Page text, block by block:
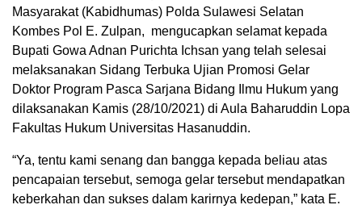
Masyarakat (Kabidhumas) Polda Sulawesi Selatan
Kombes Pol E. Zulpan, mengucapkan selamat kepada
Bupati Gowa Adnan Purichta Ichsan yang telah selesai
melaksanakan Sidang Terbuka Ujian Promosi Gelar
Doktor Program Pasca Sarjana Bidang Ilmu Hukum yang
dilaksanakan Kamis (28/10/2021) di Aula Baharuddin Lopa
Fakultas Hukum Universitas Hasanuddin.
“Ya, tentu kami senang dan bangga kepada beliau atas
pencapaian tersebut, semoga gelar tersebut mendapatkan
keberkahan dan sukses dalam karirnya kedepan,” kata E.